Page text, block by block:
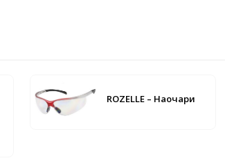
ROZELLE – Наочари